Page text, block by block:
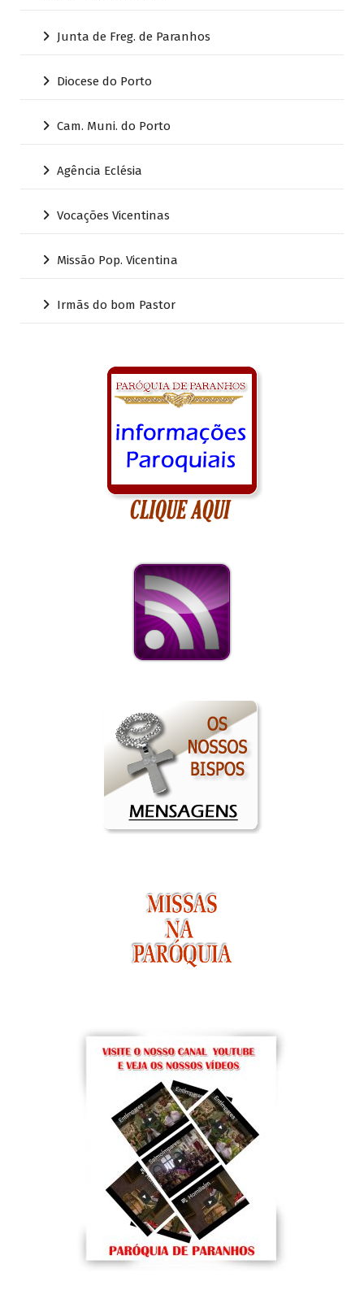
Junta de Freg. de Paranhos
Diocese do Porto
Cam. Muni. do Porto
Agência Eclésia
Vocações Vicentinas
Missão Pop. Vicentina
Irmãs do bom Pastor